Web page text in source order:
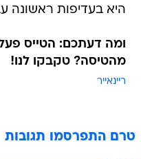
היא בעדיפות ראשונה
ומה דעתכם: הטייס
מהטיסה? טקבקו לנו!
ריינאייר
טרם התפרסמו תגובות